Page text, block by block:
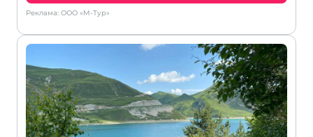
Реклама: ООО «М-Тур»